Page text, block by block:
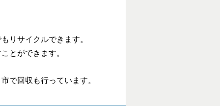
リサイクルできます。
とができます。
で回収も行っています。